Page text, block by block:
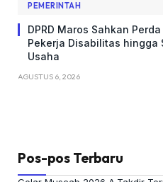
PEMERINTAH
DPRD Maros Sahkan
Pekerja Disabilitas hingga
Usaha
AGUSTUS 6, 2026
Pos-pos Terbaru